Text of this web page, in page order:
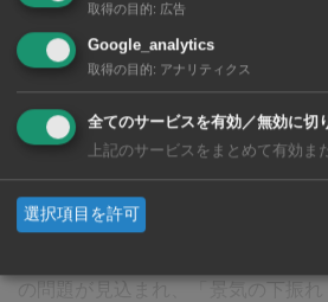
お得＆美味しい 季節限定グルメ
本人家庭の食卓を支える バンコ
タイ経済成長が予想より伸び悩ん
問題と主要取引国との通商政策変
の問題が見込まれ、「景気の下振
取得の目的: 広告
Google_analytics
取得の目的: アナリティクス
全てのサービスを有効／無効に切
上記のサービスをまとめて有効ま
選択項目を許可